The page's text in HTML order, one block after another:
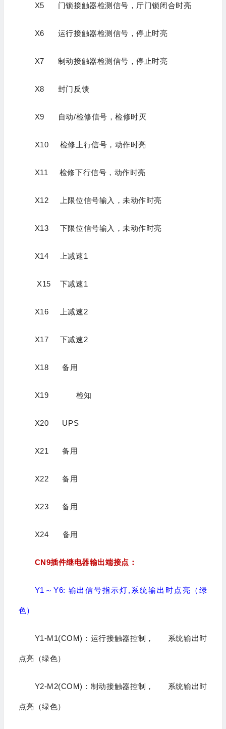
X5 门锁接触器检测信号，厅门锁闭合时亮
X6 运行接触器检测信号，停止时亮
X7 制动接触器检测信号，停止时亮
X8 封门反馈
X9 自动/检修信号，检修时灭
X10 检修上行信号，动作时亮
X11 检修下行信号，动作时亮
X12 上限位信号输入，未动作时亮
X13 下限位信号输入，未动作时亮
X14 上减速1
X15 下减速1
X16 上减速2
X17 下减速2
X18 备用
X19 检知
X20 UPS
X21 备用
X22 备用
X23 备用
X24 备用
CN9插件继电器输出端接点：
Y1～Y6: 输出信号指示灯,系统输出时点亮（绿
色）
Y1-M1(COM)：运行接触器控制， 系统输出时
点亮（绿色）
Y2-M2(COM)：制动接触器控制， 系统输出时
点亮（绿色）